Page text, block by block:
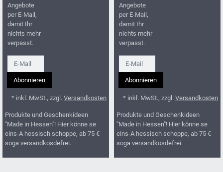
Angebote
per E-Mail,
damit Ihr
nichts mehr
verpasst.
Newsletter
Abonnieren
* inkl. MwSt., zzgl. Versandkosten
Produkte und Geschenkideen
"Made in Hessen"! Hier könne se
eins-A hessisch schoppe, ab 75 €
soga versandkosdefrei.
Angebote
per E-Mail,
damit Ihr
nichts mehr
verpasst.
Newsletter
Abonnieren
* inkl. MwSt., zzgl. Versandkosten
Produkte und Geschenkideen
"Made in Hessen"! Hier könne se
eins-A hessisch schoppe, ab 75 €
soga versandkosdefrei.